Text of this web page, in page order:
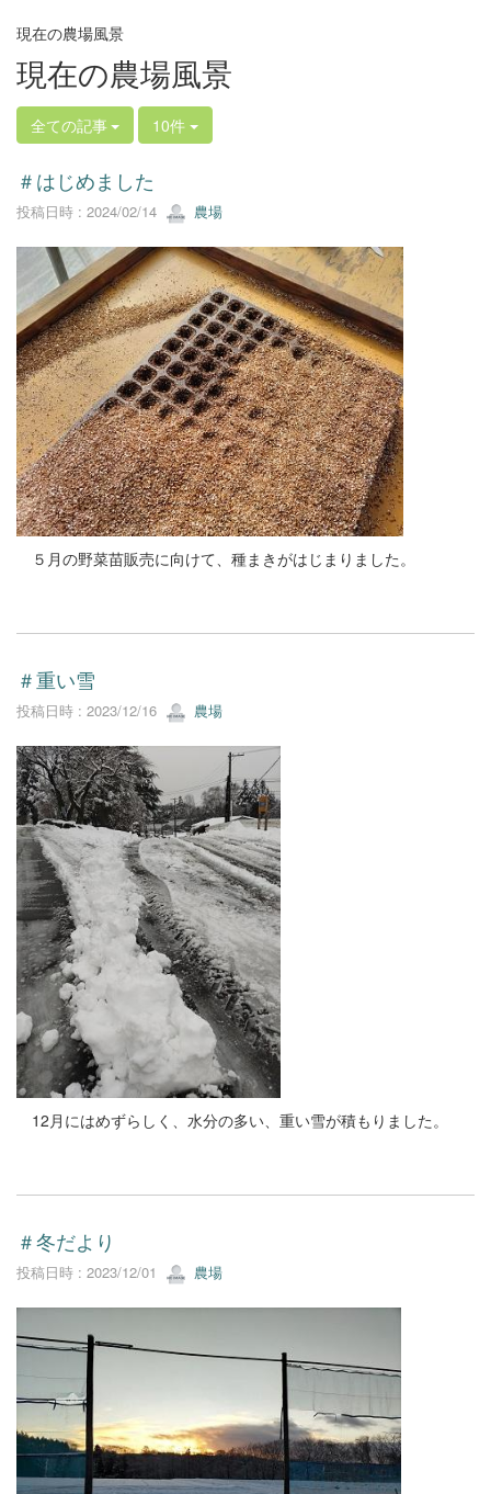
現在の農場風景
現在の農場風景
全ての記事 10件
＃はじめました
投稿日時 : 2024/02/14 農場
５月の野菜苗販売に向けて、種まきがはじまりました。
＃重い雪
投稿日時 : 2023/12/16 農場
12月にはめずらしく、水分の多い、重い雪が積もりました。
＃冬だより
投稿日時 : 2023/12/01 農場